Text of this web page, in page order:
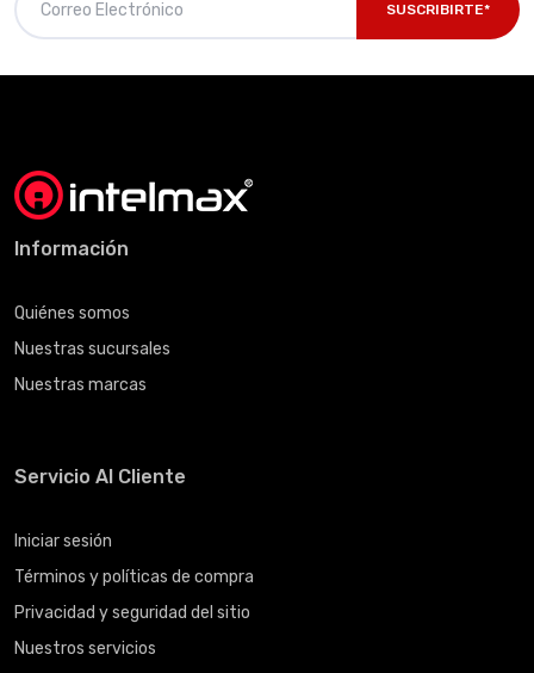
SUSCRIBIRTE*
Información
Quiénes somos
Nuestras sucursales
Nuestras marcas
Servicio Al Cliente
Iniciar sesión
Términos y políticas de compra
Privacidad y seguridad del sitio
Nuestros servicios